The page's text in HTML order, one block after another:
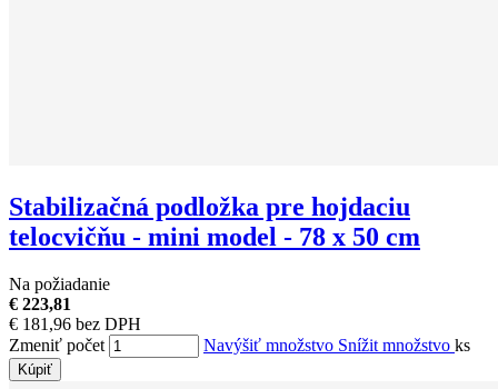
Stabilizačná podložka pre hojdaciu
telocvičňu - mini model - 78 x 50 cm
Na požiadanie
€ 223,81
€ 181,96 bez DPH
Zmeniť počet
Navýšiť množstvo Snížit množstvo ks
Kúpiť